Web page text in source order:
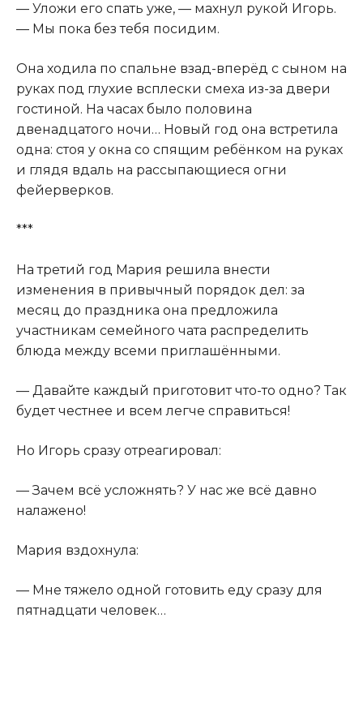
— Уложи его спать уже, — махнул рукой Игорь.
— Мы пока без тебя посидим.
Она ходила по спальне взад-вперёд с сыном на
руках под глухие всплески смеха из-за двери
гостиной. На часах было половина
двенадцатого ночи… Новый год она встретила
одна: стоя у окна со спящим ребёнком на руках
и глядя вдаль на рассыпающиеся огни
фейерверков.
***
На третий год Мария решила внести
изменения в привычный порядок дел: за
месяц до праздника она предложила
участникам семейного чата распределить
блюда между всеми приглашёнными.
— Давайте каждый приготовит что-то одно? Так
будет честнее и всем легче справиться!
Но Игорь сразу отреагировал:
— Зачем всё усложнять? У нас же всё давно
налажено!
Мария вздохнула:
— Мне тяжело одной готовить еду сразу для
пятнадцати человек…